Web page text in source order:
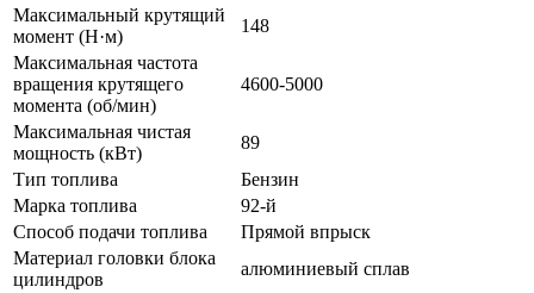
Максимальный крутящий
момент (Н·м)
148
Максимальная частота
вращения крутящего
момента (об/мин)
4600-5000
Максимальная чистая
мощность (кВт)
89
Тип топлива
Бензин
Марка топлива
92-й
Способ подачи топлива
Прямой впрыск
Материал головки блока
цилиндров
алюминиевый сплав